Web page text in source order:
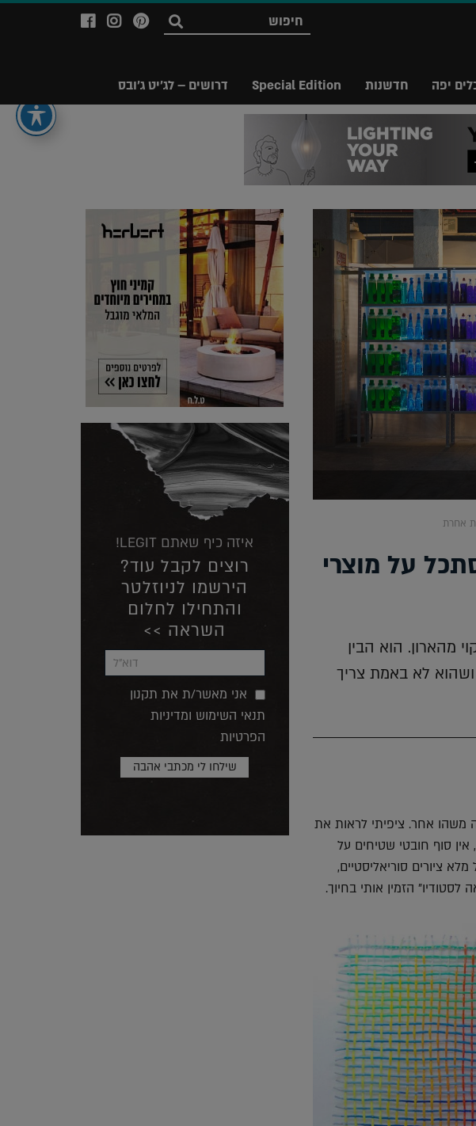
יפה חדשנות Special Edition דרושים – לג'יט ג'ובס
חפש
לעמוד
של
לעמוד
לג'יט
Legit
אחרת
על מוצרי
מהארון. הוא הבין
לא באמת צריך
אחר. ציפיתי לראות את
אין סוף חובטי שטיחים על
ציורים סוריאליסטיים,
הזמין אותי בחיוך.
איזה כיף שאתם LEGIT!
רוצים לקבל עוד?
הירשמו לניוזלטר
והתחילו לחלום
השראה >>
אני מאשר/ת את תקנון
תנאי השימוש ומדיניות
הפרטיות